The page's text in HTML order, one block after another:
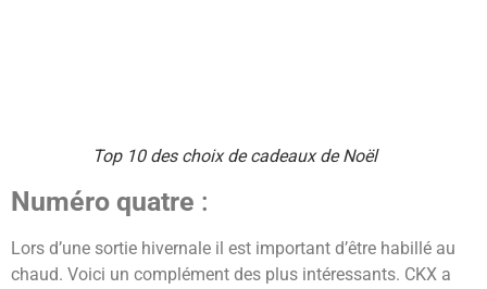
Top 10 des choix de cadeaux de Noël
Numéro quatre :
Lors d’une sortie hivernale il est important d’être habillé au
chaud. Voici un complément des plus intéressants. CKX a